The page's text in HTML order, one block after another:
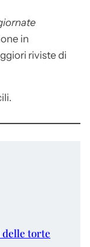
in
riviste di
delle torte